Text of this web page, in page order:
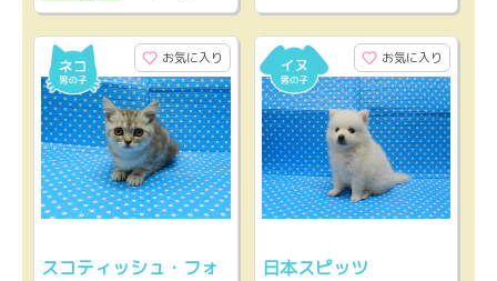
お気に入り
スコティッシュ・フォ
お気に入り
日本スピッツ